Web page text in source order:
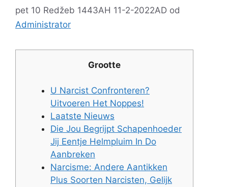
pet 10 Redžeb 1443AH 11-2-2022AD od
Administrator
Grootte
U Narcist Confronteren?
Uitvoeren Het Noppes!
Laatste Nieuws
Die Jou Begrijpt Schapenhoeder
Jij Eentje Helmpluim In Do
Aanbreken
Narcisme: Andere Aantikken
Plus Soorten Narcisten, Gelijk